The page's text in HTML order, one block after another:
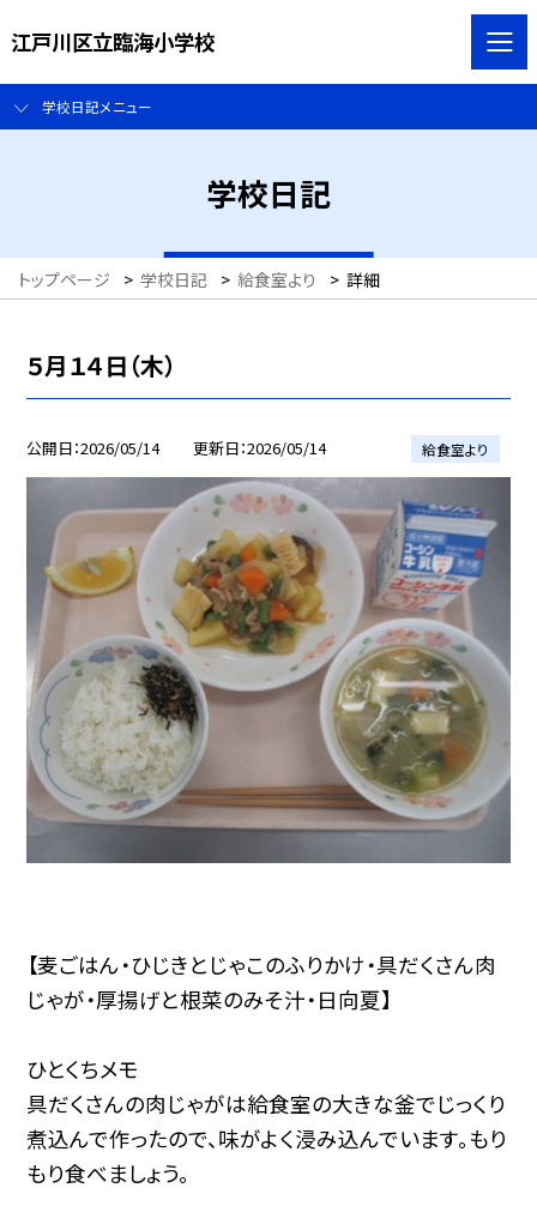
江戸川区立臨海小学校
学校日記メニュー
学校日記
トップページ > 学校日記 > 給食室より > 詳細
５月１４日（木）
公開日 2026/05/14 更新日 2026/05/14 給食室より
【麦ごはん・ひじきとじゃこのふりかけ・具だくさん肉
じゃが・厚揚げと根菜のみそ汁・日向夏】
ひとくちメモ
具だくさんの肉じゃがは給食室の大きな釜でじっくり
煮込んで作ったので、味がよく浸み込んでいます。もり
もり食べましょう。